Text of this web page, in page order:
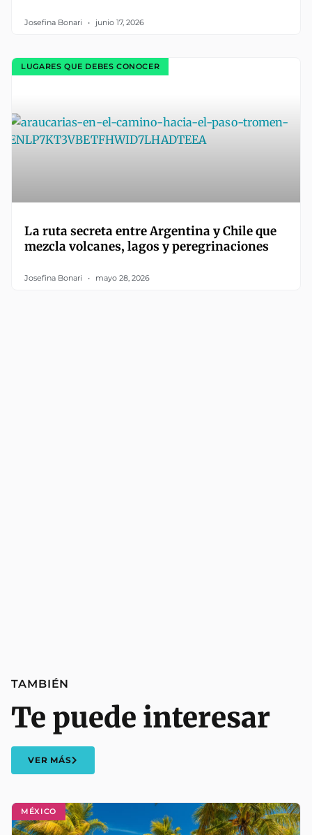
Josefina Bonari junio 17, 2026
LUGARES QUE DEBES CONOCER
La ruta secreta entre Argentina y Chile que
mezcla volcanes, lagos y peregrinaciones
Josefina Bonari mayo 28, 2026
MÉXICO
TAMBIÉN
Te puede interesar
VER MÁS